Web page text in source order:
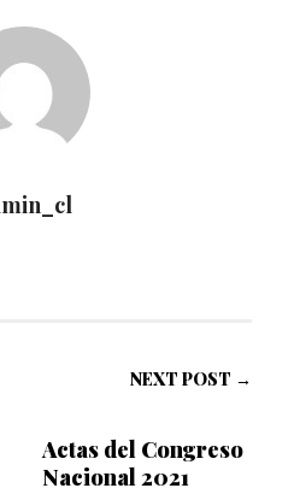
NEXT POST →
Actas del Congreso
Nacional 2021